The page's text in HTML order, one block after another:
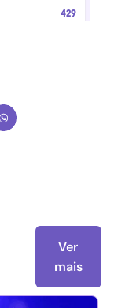
Ver
mais